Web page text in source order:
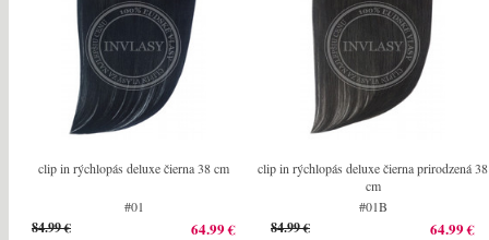
clip in rýchlopás deluxe čierna 38 cm
#01
84.99 € 64.99 €
clip in rýchlopás deluxe čierna prirodzená 38
cm
#01B
84.99 € 64.99 €